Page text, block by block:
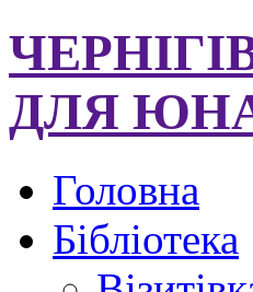
ДЛЯ
Головна
Бібліотека